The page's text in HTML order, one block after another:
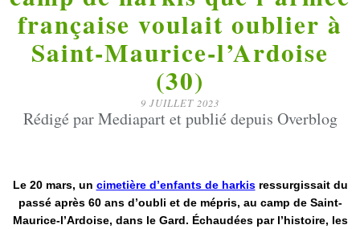
française voulait oublier à
Saint-Maurice-l’Ardoise
(30)
9 JUILLET 2023
Rédigé par Mediapart et publié depuis Overblog
Le 20 mars, un cimetière d’enfants de harkisressurgissait du
passé après 60 ans d’oubli et de mépris, au camp de Saint-
Maurice-l’Ardoise, dans le Gard. Échaudées par l’histoire, les